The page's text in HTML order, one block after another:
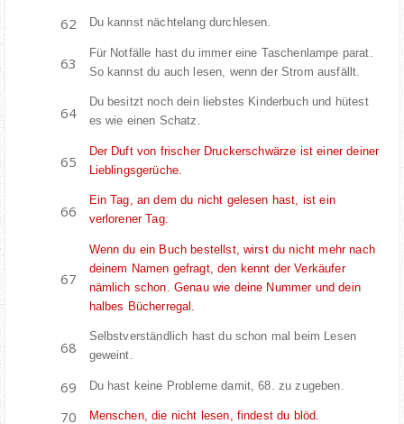
Du kannst nächtelang durchlesen.
Für Notfälle hast du immer eine Taschenlampe parat.
So kannst du auch lesen, wenn der Strom ausfällt.
Du besitzt noch dein liebstes Kinderbuch und hütest
es wie einen Schatz.
Der Duft von frischer Druckerschwärze ist einer deiner
Lieblingsgerüche.
Ein Tag, an dem du nicht gelesen hast, ist ein
verlorener Tag.
Wenn du ein Buch bestellst, wirst du nicht mehr nach
deinem Namen gefragt, den kennt der Verkäufer
nämlich schon. Genau wie deine Nummer und dein
halbes Bücherregal.
Selbstverständlich hast du schon mal beim Lesen
geweint.
Du hast keine Probleme damit, 68. zu zugeben.
Menschen, die nicht lesen, findest du blöd.